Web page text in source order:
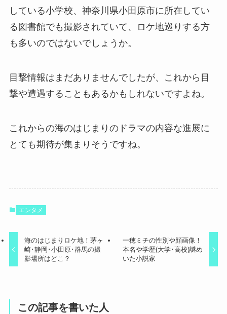
している小学校、神奈川県小田原市に所在してい
る図書館でも撮影されていて、ロケ地巡りする方
も多いのではないでしょうか。
目撃情報はまだありませんでしたが、これから目
撃や遭遇することもあるかもしれないですよね。
これからの海のはじまりのドラマの内容な進展に
とても期待が集まりそうですね。
エンタメ
海のはじまりロケ地！茅ヶ
崎･静岡･小田原･群馬の撮
影場所はどこ？
一穂ミチの性別や顔画像！
本名や学歴(大学･高校)謎め
いた小説家
この記事を書いた人